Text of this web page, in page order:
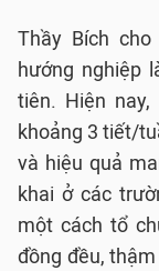
Thầy Bích
hướng nghiệp
tiên. Hiện
khoảng 3 tiết/
và hiệu quả
khai ở các
một cách tổ
đồng đều,